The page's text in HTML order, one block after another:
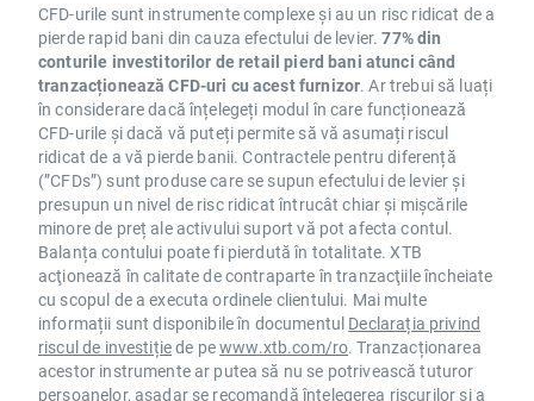
CFD-urile sunt instrumente complexe și au un risc ridicat de a
pierde rapid bani din cauza efectului de levier.77% din
conturile investitorilor de retail pierd bani atunci când
tranzacționează CFD-uri cu acest furnizor. Ar trebui să luați
în considerare dacă înțelegeți modul în care funcționează
CFD-urile și dacă vă puteți permite să vă asumați riscul
ridicat de a vă pierde banii. Contractele pentru diferență
(”CFDs”) sunt produse care se supun efectului de levier și
presupun un nivel de risc ridicat întrucât chiar și mișcările
minore de preț ale activului suport vă pot afecta contul.
Balanța contului poate fi pierdută în totalitate. XTB
acţionează în calitate de contraparte în tranzacţiile încheiate
cu scopul de a executa ordinele clientului. Mai multe
informații sunt disponibile în documentul Declarația privind
riscul de investițiede pewww.xtb.com/ro. Tranzacționarea
acestor instrumente ar putea să nu se potrivească tuturor
persoanelor, așadar se recomandă înțelegerea riscurilor și a